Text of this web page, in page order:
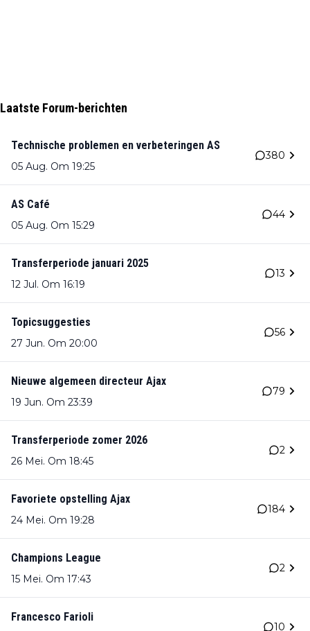
Laatste Forum-berichten
Technische problemen en verbeteringen AS
05 Aug. Om 19:25
380
AS Café
05 Aug. Om 15:29
44
Transferperiode januari 2025
12 Jul. Om 16:19
13
Topicsuggesties
27 Jun. Om 20:00
56
Nieuwe algemeen directeur Ajax
19 Jun. Om 23:39
79
Transferperiode zomer 2026
26 Mei. Om 18:45
2
Favoriete opstelling Ajax
24 Mei. Om 19:28
184
Champions League
15 Mei. Om 17:43
2
Francesco Farioli
10